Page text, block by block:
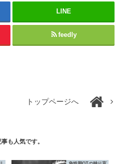
LINE
feedly
トップページへ
も人気です。